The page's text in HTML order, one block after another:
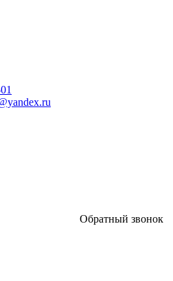
Обратный звонок